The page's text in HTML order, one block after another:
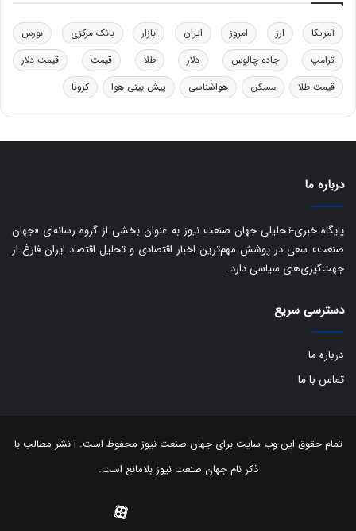
د
خ
و
د
ر
و
ی
ک
ی
ف
ی
آمریکا ارز امروز ایران بازار بانک مرکزی
بورس
ترامپ
جاده چالوس دلار طلا قیمت
قیمت دلار
قیمت طلا
مسکن هواشناسی پیش بینی هوا کرونا
درباره ما
پایگاه خبری-تحلیلی جهان صنعت نیوز به عنوان بخشی از گروه رسانه‌ای «جهان
صنعت» سعی در پوشش مهم‌ترین اخبار اقتصادی و تحلیل اقتصاد ایران فارغ از
جهت‌گیری‌های سیاسی دارد.
دسترسی سریع
درباره ما
تماس با ما
تمام حقوق این وب سایت برای جهان صنعت نیوز محفوظ است. | نشر مطالب با
ذکر نام جهان صنعت نیوز بلامانع است.
تلگرام